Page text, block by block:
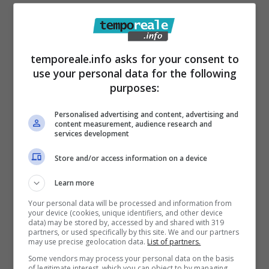
circa 12 grammi di hashish
lasciato su una delle finestre della
centralissima Intendenza di Finanza.
L’attenzione della Compagnia Carabinieri di
territorio di competenza al fine di fornire una
risposta concreta ed incisiva alle legittime
pretese di ordine e sicurezza pubblica
avanzate dai cittadini.Continueranno
pertanto con assiduità i servizi di
prevenzione e contrasto svolti dall’Arma dei
temporeale.info asks for your consent to
use your personal data for the following
purposes:
Personalised advertising and content, advertising and
content measurement, audience research and
services development
Store and/or access information on a device
Learn more
Your personal data will be processed and information from
your device (cookies, unique identifiers, and other device
data) may be stored by, accessed by and shared with 319
partners, or used specifically by this site. We and our partners
may use precise geolocation data. List of partners.
Some vendors may process your personal data on the basis